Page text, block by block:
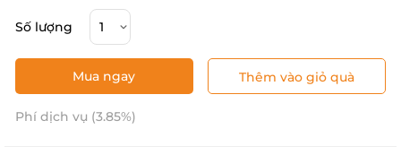
Số lượng
Mua ngay Thêm vào giỏ quà
Phí dịch vụ (3.85%)